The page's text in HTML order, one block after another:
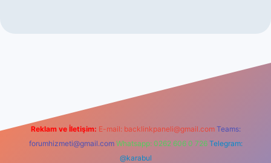
Reklam ve İletişim: E-mail: backlinkpaneli@gmail.com Teams:
forumhizmeti@gmail.com Whatsapp: 0262 606 0 726 Telegram:
@karabul